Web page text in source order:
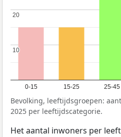
0-15 15-25 25-45
10
10
20
20
Bevolking, leeftijdsgroepen:
2025 per leeftijdscategorie.
Het aantal inwoners per